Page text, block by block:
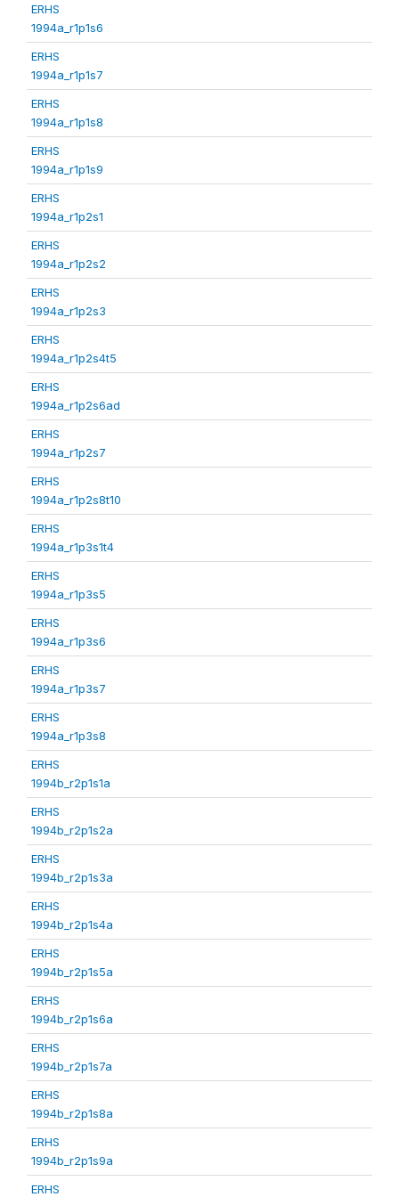
ERHS
1994a_r1p1s6
ERHS
1994a_r1p1s7
ERHS
1994a_r1p1s8
ERHS
1994a_r1p1s9
ERHS
1994a_r1p2s1
ERHS
1994a_r1p2s2
ERHS
1994a_r1p2s3
ERHS
1994a_r1p2s4t5
ERHS
1994a_r1p2s6ad
ERHS
1994a_r1p2s7
ERHS
1994a_r1p2s8t10
ERHS
1994a_r1p3s1t4
ERHS
1994a_r1p3s5
ERHS
1994a_r1p3s6
ERHS
1994a_r1p3s7
ERHS
1994a_r1p3s8
ERHS
1994b_r2p1s1a
ERHS
1994b_r2p1s2a
ERHS
1994b_r2p1s3a
ERHS
1994b_r2p1s4a
ERHS
1994b_r2p1s5a
ERHS
1994b_r2p1s6a
ERHS
1994b_r2p1s7a
ERHS
1994b_r2p1s8a
ERHS
1994b_r2p1s9a
ERHS